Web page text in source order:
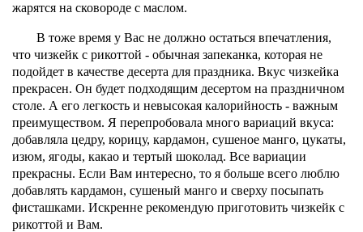
жарятся на сковороде с маслом.
В тоже время у Вас не должно остаться впечатления,
что чизкейк с рикоттой - обычная запеканка, которая не
подойдет в качестве десерта для праздника. Вкус чизкейка
прекрасен. Он будет подходящим десертом на праздничном
столе. А его легкость и невысокая калорийность - важным
преимуществом. Я перепробовала много вариаций вкуса:
добавляла цедру, корицу, кардамон, сушеное манго, цукаты,
изюм, ягоды, какао и тертый шоколад. Все вариации
прекрасны. Если Вам интересно, то я больше всего люблю
добавлять кардамон, сушеный манго и сверху посыпать
фисташками. Искренне рекомендую приготовить чизкейк с
рикоттой и Вам.